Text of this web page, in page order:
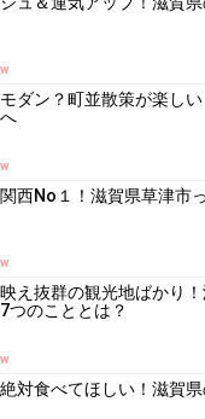
ダン？町並散策が楽し
西No１！滋賀県草津市
え抜群の観光地ばかり
つのこととは？
対食べてほしい！滋賀